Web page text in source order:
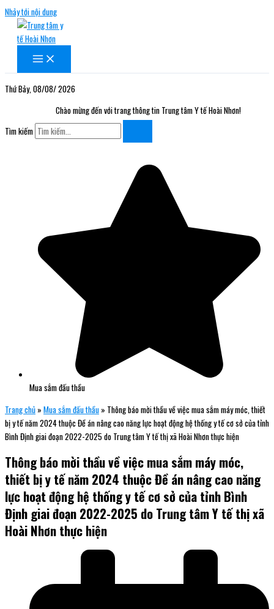
Nhảy tới nội dung
Thứ Bảy, 08/08/ 2026
Chào mừng đến với trang thông tin Trung tâm Y tế Hoài Nhơn!
Tìm kiếm
Mua sắm đấu thầu
Trang chủ » Mua sắm đấu thầu » Thông báo mời thầu về việc mua sắm máy móc, thiết
bị y tế năm 2024 thuộc Đề án nâng cao năng lực hoạt động hệ thống y tế cơ sở của tỉnh
Bình Định giai đoạn 2022-2025 do Trung tâm Y tế thị xã Hoài Nhơn thực hiện
Thông báo mời thầu về việc mua sắm máy móc,
thiết bị y tế năm 2024 thuộc Đề án nâng cao năng
lực hoạt động hệ thống y tế cơ sở của tỉnh Bình
Định giai đoạn 2022-2025 do Trung tâm Y tế thị xã
Hoài Nhơn thực hiện